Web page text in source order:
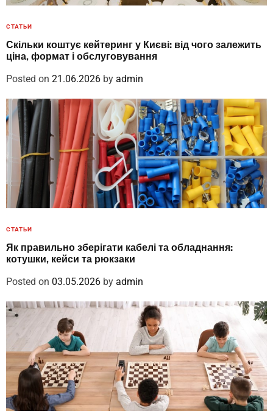
СТАТЬИ
Скільки коштує кейтеринг у Києві: від чого залежить
ціна, формат і обслуговування
Posted on 21.06.2026 by admin
СТАТЬИ
Як правильно зберігати кабелі та обладнання:
котушки, кейси та рюкзаки
Posted on 03.05.2026 by admin